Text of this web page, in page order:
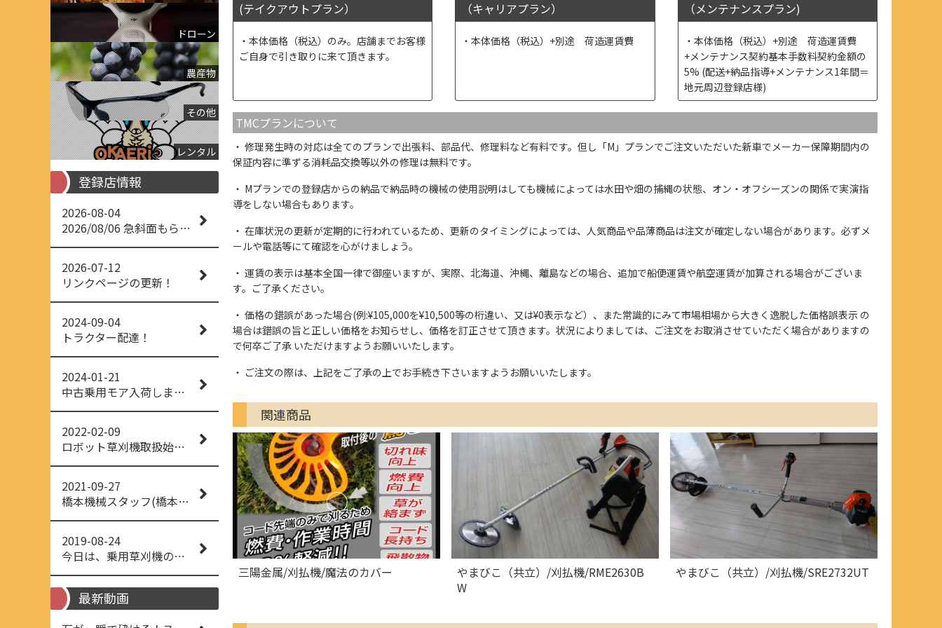
ドローン
農産物
その他
レンタル
登録店情報
2026-08-04
2026/08/06 急斜面もらくらく草刈り
2026-07-12
リンクページの更新！
2024-09-04
トラクター配達！
2024-01-21
中古乗用モア入荷しました！
2022-02-09
ロボット草刈機取扱始めました！
2021-09-27
橋本機械スタッフ(橋本機械(株))
2019-08-24
今日は、乗用草刈機の納品でした！ 流行りの、4WD！ #イセキアグリ #オーレック #四駆 #増税間近
最新動画
(テイクアウトプラン）
本体価格（税込）のみ。店舗までお客様
ご自身で引き取りに来て頂きます。
（キャリアプラン）
本体価格（税込）+別途 荷造運賃費
（メンテナンスプラン)
本体価格（税込）+別途 荷造運賃費
+メンテナンス契約基本手数料契約金額の
5% (配送+納品指導+メンテナンス1年間＝
地元周辺登録店様)
TMCプランについて
修理発生時の対応は全てのプランで出張料、部品代、修理料など有料です。但し「M」プランでご注文いただいた新車でメーカー保障期間内の
保証内容に準ずる消耗品交換等以外の修理は無料です。
Mプランでの登録店からの納品で納品時の機械の使用説明はしても機械によっては水田や畑の捕縄の状態、オン・オフシーズンの関係で実演指
導をしない場合もあります。
在庫状況の更新が定期的に行われているため、更新のタイミングによっては、人気商品や品薄商品は注文が確定しない場合があります。必ずメ
ールや電話等にて確認を心がけましょう。
運賃の表示は基本全国一律で御座いますが、実際、北海道、沖縄、離島などの場合、追加で船便運賃や航空運賃が加算される場合がございま
す。ご了承ください。
価格の錯誤があった場合(例:¥105,000を¥10,500等の桁違い、又は¥0表示など）、また常識的にみて市場相場から大きく逸脱した価格誤表示 の
場合は錯誤の旨と正しい価格をお知らせし、価格を訂正させて頂きます。状況によりましては、ご注文をお取消させていただく場合がありますの
で何卒ご了承 いただけますようお願いいたします。
ご注文の際は、上記をご了承の上でお手続き下さいますようお願いいたします。
関連商品
三陽金属/刈払機/魔法のカバー
やまびこ（共立）/刈払機/RME2630B
W
やまびこ（共立）/刈払機/SRE2732UT